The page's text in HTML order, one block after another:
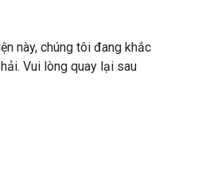
này, chúng tôi đang khắc
Vui lòng quay lại sau